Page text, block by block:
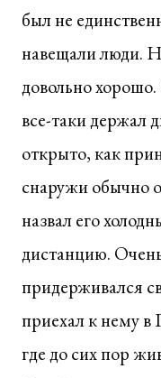
был не
навещали люди.
довольно
все-таки держал
открыто, как
снаружи обычно
назвал его
дистанцию.
придерживался
приехал к нему в
где до сих пор